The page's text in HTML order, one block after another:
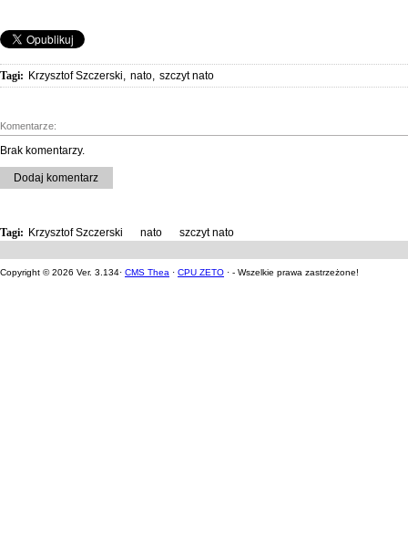
Tagi: Krzysztof Szczerski, nato, szczyt nato
Komentarze:
Brak komentarzy.
Dodaj komentarz
Tagi: Krzysztof Szczerski nato szczyt nato
Copyright © 2026 Ver. 3.134· CMS Thea · CPU ZETO · - Wszelkie prawa zastrzeżone!